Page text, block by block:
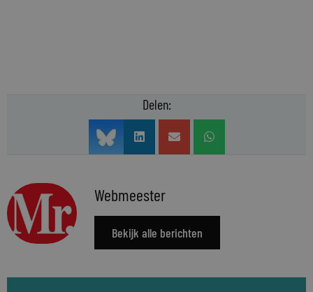
Delen:
Webmeester
Bekijk alle berichten